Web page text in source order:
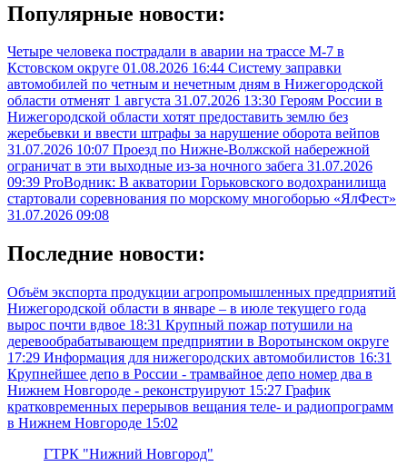
Популярные новости:
Четыре человека пострадали в аварии на трассе М-7 в
Кстовском округе 01.08.2026 16:44 Систему заправки
автомобилей по четным и нечетным дням в Нижегородской
области отменят 1 августа 31.07.2026 13:30 Героям России в
Нижегородской области хотят предоставить землю без
жеребьевки и ввести штрафы за нарушение оборота вейпов
31.07.2026 10:07 Проезд по Нижне-Волжской набережной
ограничат в эти выходные из-за ночного забега 31.07.2026
09:39 ProВодник: В акватории Горьковского водохранилища
стартовали соревнования по морскому многоборью «ЯлФест»
31.07.2026 09:08
Последние новости:
Объём экспорта продукции агропромышленных предприятий
Нижегородской области в январе – в июле текущего года
вырос почти вдвое 18:31 Крупный пожар потушили на
деревообрабатывающем предприятии в Воротынском округе
17:29 Информация для нижегородских автомобилистов 16:31
Крупнейшее депо в России - трамвайное депо номер два в
Нижнем Новгороде - реконструируют 15:27 График
кратковременных перерывов вещания теле- и радиопрограмм
в Нижнем Новгороде 15:02
ГТРК "Нижний Новгород"